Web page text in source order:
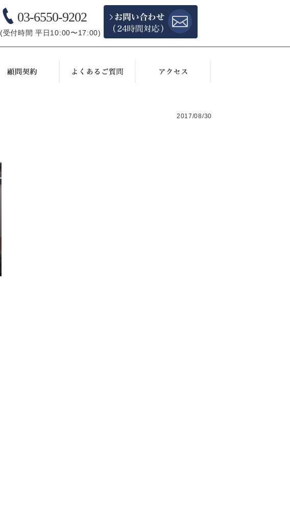
03-6550-9202
(受付時間 平日10:00〜17:00)
2017/08/30